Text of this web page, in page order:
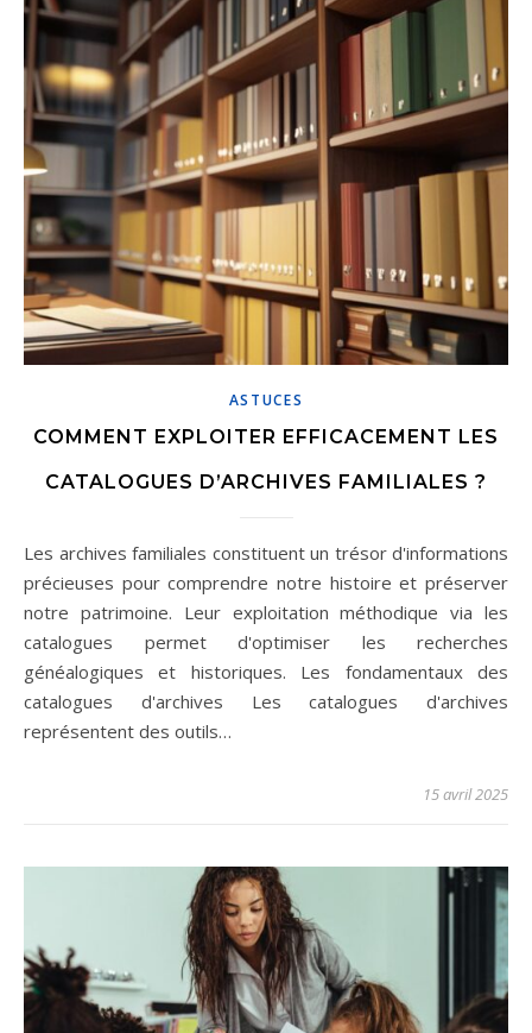
ASTUCES
COMMENT EXPLOITER EFFICACEMENT LES
CATALOGUES D’ARCHIVES FAMILIALES ?
Les archives familiales constituent un trésor d'informations
précieuses pour comprendre notre histoire et préserver
notre patrimoine. Leur exploitation méthodique via les
catalogues permet d'optimiser les recherches
généalogiques et historiques. Les fondamentaux des
catalogues d'archives Les catalogues d'archives
représentent des outils…
15 avril 2025